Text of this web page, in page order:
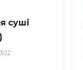
суші